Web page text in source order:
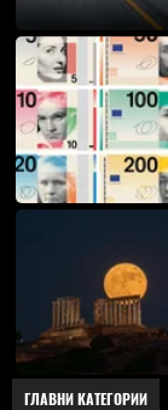
ГЛАВНИ КАТЕГОРИИ